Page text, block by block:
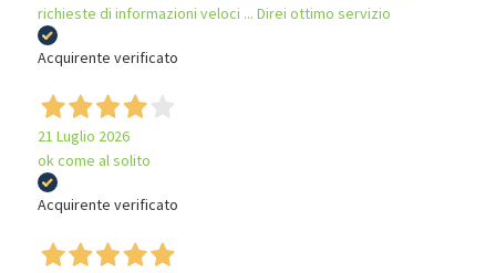
richieste di informazioni veloci ... Direi ottimo servizio
Acquirente verificato
21 Luglio 2026
ok come al solito
Acquirente verificato